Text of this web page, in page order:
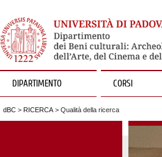
DIPARTIMENTO CORSI
dBC > RICERCA > Qualità della ricerca